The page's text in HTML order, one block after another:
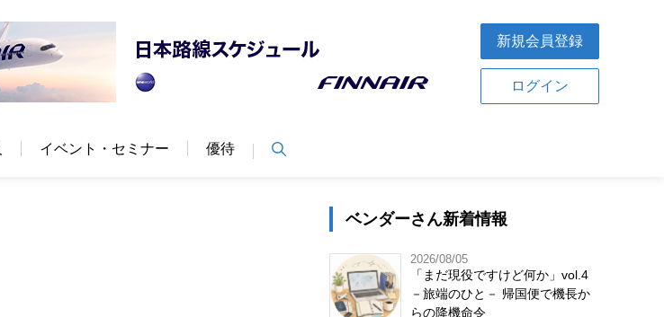
新規会員登録
ログイン
イベント・セミナー 優待
ベンダーさん新着情報
2026/08/05
「まだ現役ですけど何か」vol.4
－旅端のひと－ 帰国便で機長か
らの降機命令